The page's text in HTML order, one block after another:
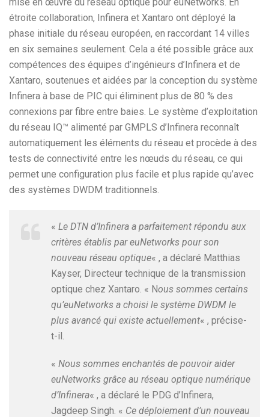
étroite collaboration, Infinera et Xantaro ont déployé la
phase initiale du réseau européen, en raccordant 14 villes
en six semaines seulement. Cela a été possible grâce aux
compétences des équipes d’ingénieurs d’Infinera et de
Xantaro, soutenues et aidées par la conception du système
Infinera à base de PIC qui éliminent plus de 80 % des
connexions par fibre entre baies. Le système d’exploitation
du réseau IQ™ alimenté par GMPLS d’Infinera reconnaît
automatiquement les éléments du réseau et procède à des
tests de connectivité entre les nœuds du réseau, ce qui
permet une configuration plus facile et plus rapide qu’avec
des systèmes DWDM traditionnels.
« Le DTN d’Infinera a parfaitement répondu aux
critères établis par euNetworks pour son
nouveau réseau optique« , a déclaré Matthias
Kayser, Directeur technique de la transmission
optique chez Xantaro. « Nous sommes certains
qu’euNetworks a choisi le système DWDM le
plus avancé qui existe actuellement« , précise-
t-il.
« Nous sommes enchantés de pouvoir aider
euNetworks grâce au réseau optique numérique
d’Infinera« , a déclaré le PDG d’Infinera,
Jagdeep Singh. « Ce déploiement d’un nouveau